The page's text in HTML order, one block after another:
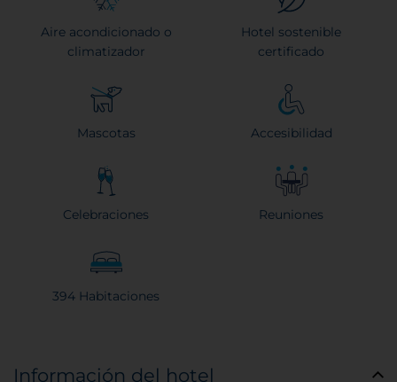
Aire acondicionado o
climatizador
Hotel sostenible
certificado
Mascotas Accesibilidad
Celebraciones Reuniones
394 Habitaciones
Información del hotel